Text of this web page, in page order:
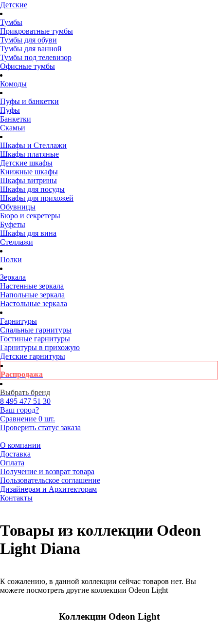
Детские
Тумбы
Прикроватные тумбы
Тумбы для обуви
Тумбы для ванной
Тумбы под телевизор
Офисные тумбы
Комоды
Пуфы и банкетки
Пуфы
Банкетки
Скамьи
Шкафы и Стеллажи
Шкафы платяные
Детские шкафы
Книжные шкафы
Шкафы витрины
Шкафы для посуды
Шкафы для прихожей
Обувницы
Бюро и секретеры
Буфеты
Шкафы для вина
Стеллажи
Полки
Зеркала
Настенные зеркала
Напольные зеркала
Настольные зеркала
Гарнитуры
Спальные гарнитуры
Гостиные гарнитуры
Гарнитуры в прихожую
Детские гарнитуры
Распродажа
Выбрать бренд
8 495 477 51 30
Ваш город?
Сравнение 0 шт.
Проверить статус заказа
О компании
Доставка
Оплата
Получение и возврат товара
Пользовательское соглашение
Дизайнерам и Архитекторам
Контакты
Товары из коллекции Odeon
Light Diana
К сожалению, в данной коллекции сейчас товаров нет. Вы
можете посмотреть другие коллекции Odeon Light
Коллекции Odeon Light